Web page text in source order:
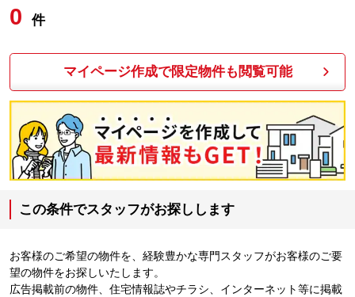
0 件
マイページ作成で限定物件も閲覧可能
この条件でスタッフがお探しします
お客様のご希望の物件を、経験豊かな専門スタッフがお客様のご要
望の物件をお探しいたします。
広告掲載前の物件、住宅情報誌やチラシ、インターネット等に掲載